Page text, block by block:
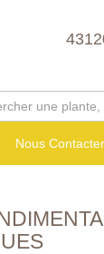
Nous Contacter